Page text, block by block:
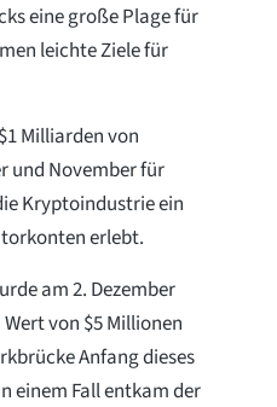
eine große Plage für
leichte Ziele für
Milliarden von
und November für
Kryptoindustrie ein
erlebt.
am 2. Dezember
von $5 Millionen
Anfang dieses
einem Fall entkam der